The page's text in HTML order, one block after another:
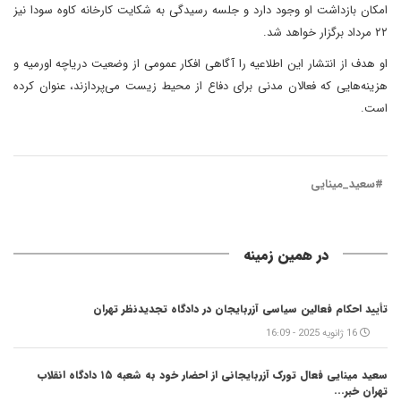
امکان بازداشت او وجود دارد و جلسه رسیدگی به شکایت کارخانه کاوه سودا نیز
۲۲ مرداد برگزار خواهد شد.
او هدف از انتشار این اطلاعیه را آگاهی افکار عمومی از وضعیت دریاچه اورمیه و
هزینه‌هایی که فعالان مدنی برای دفاع از محیط زیست می‌پردازند، عنوان کرده
است.
#سعید_مینایی
در همین زمینه
تأیید احکام فعالین سیاسی آزربایجان در دادگاه تجدیدنظر تهران
16 ژانویه 2025 - 16:09
سعید مینایی فعال تورک آزربایجانی از احضار خود به شعبه ۱۵ دادگاه انقلاب
تهران خبر...